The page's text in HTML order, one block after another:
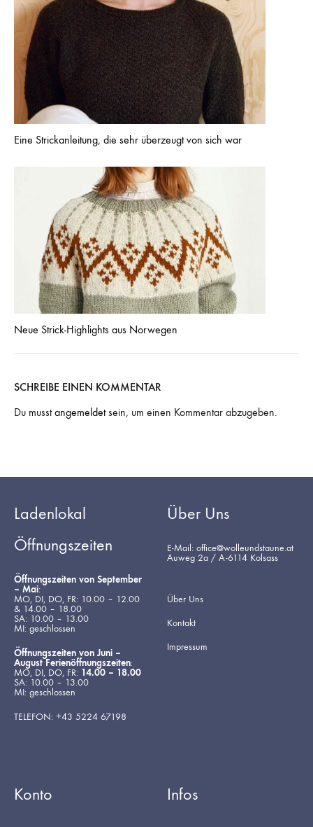
Eine Strickanleitung, die sehr überzeugt von sich war
Neue Strick-Highlights aus Norwegen
SCHREIBE EINEN KOMMENTAR
Du musstangemeldetsein, um einen Kommentar abzugeben.
Ladenlokal
Öffnungszeiten
Öffnungszeiten von September
– Mai:
MO, DI, DO, FR: 10.00 – 12.00
& 14.00 – 18.00
SA: 10.00 – 13.00
MI: geschlossen
Öffnungszeiten von Juni –
August Ferienöffnungszeiten:
MO, DI, DO, FR: 14.00 – 18.00
SA: 10.00 – 13.00
MI: geschlossen
TELEFON: +43 5224 67198
Über Uns
E-Mail: office@wolleundstaune.at
Auweg 2a / A-6114 Kolsass
Über Uns
Kontakt
Impressum
Konto Infos